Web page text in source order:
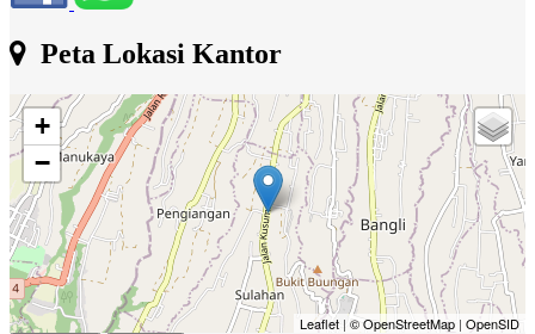
Peta Lokasi Kantor
+
−
Leaflet |© OpenStreetMap | OpenSID